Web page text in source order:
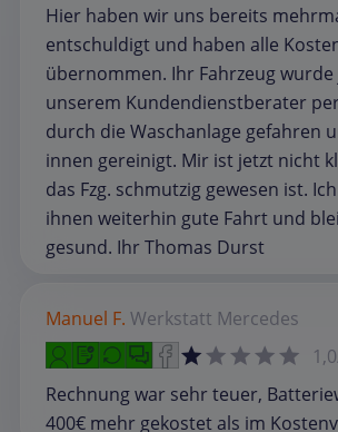
Hier haben wir uns bereits
entschuldigt und haben alle
übernommen. Ihr Fahrzeug
unserem Kundendienstberater
durch die Waschanlage gefahren
innen gereinigt. Mir ist jetzt nicht
das Fzg. schmutzig gewesen ist.
ihnen weiterhin gute Fahrt und
gesund. Ihr Thomas Durst
Manuel F. Werkstatt Mercedes
Rechnung war sehr teuer,
400€ mehr gekostet als im